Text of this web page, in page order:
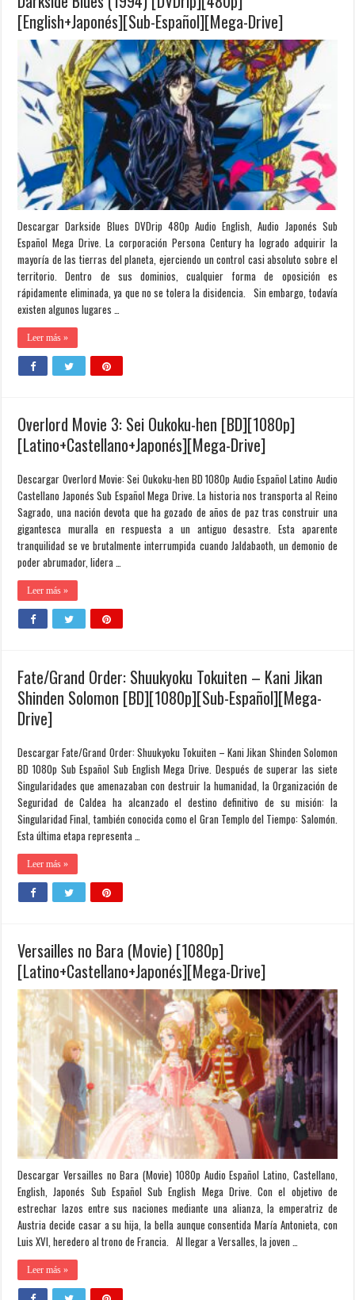
[English+Japonés][Sub-Español][Mega-Drive]
Descargar Darkside Blues DVDrip 480p Audio English, Audio Japonés Sub
Español Mega Drive. La corporación Persona Century ha logrado adquirir la
mayoría de las tierras del planeta, ejerciendo un control casi absoluto sobre el
territorio. Dentro de sus dominios, cualquier forma de oposición es
rápidamente eliminada, ya que no se tolera la disidencia. Sin embargo, todavía
existen algunos lugares …
Leer más »
Overlord Movie 3: Sei Oukoku-hen [BD][1080p]
[Latino+Castellano+Japonés][Mega-Drive]
Descargar Overlord Movie: Sei Oukoku-hen BD 1080p Audio Español Latino Audio
Castellano Japonés Sub Español Mega Drive. La historia nos transporta al Reino
Sagrado, una nación devota que ha gozado de años de paz tras construir una
gigantesca muralla en respuesta a un antiguo desastre. Esta aparente
tranquilidad se ve brutalmente interrumpida cuando Jaldabaoth, un demonio de
poder abrumador, lidera …
Leer más »
Fate/Grand Order: Shuukyoku Tokuiten – Kani Jikan
Shinden Solomon [BD][1080p][Sub-Español][Mega-
Drive]
Descargar Fate/Grand Order: Shuukyoku Tokuiten – Kani Jikan Shinden Solomon
BD 1080p Sub Español Sub English Mega Drive. Después de superar las siete
Singularidades que amenazaban con destruir la humanidad, la Organización de
Seguridad de Caldea ha alcanzado el destino definitivo de su misión: la
Singularidad Final, también conocida como el Gran Templo del Tiempo: Salomón.
Esta última etapa representa …
Leer más »
Versailles no Bara (Movie) [1080p]
[Latino+Castellano+Japonés][Mega-Drive]
Descargar Versailles no Bara (Movie) 1080p Audio Español Latino, Castellano,
English, Japonés Sub Español Sub English Mega Drive. Con el objetivo de
estrechar lazos entre sus naciones mediante una alianza, la emperatriz de
Austria decide casar a su hija, la bella aunque consentida María Antonieta, con
Luis XVI, heredero al trono de Francia. Al llegar a Versalles, la joven …
Leer más »